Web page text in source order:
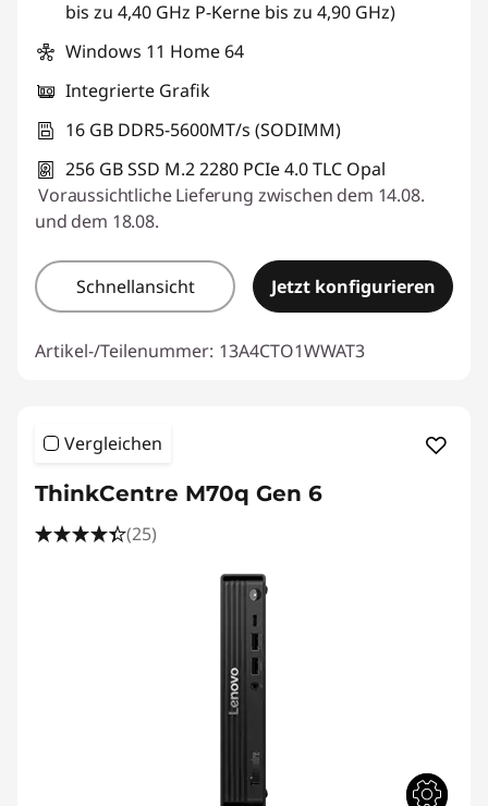
bis zu 4,40 GHz P-Kerne bis zu 4,90 GHz)
Windows 11 Home 64
Integrierte Grafik
16 GB DDR5-5600MT/s (SODIMM)
256 GB SSD M.2 2280 PCIe 4.0 TLC Opal
Voraussichtliche Lieferung zwischen dem 14.08.
und dem 18.08.
Schnellansicht Jetzt konfigurieren
Artikel-/Teilenummer: 13A4CTO1WWAT3
Vergleichen
ThinkCentre M70q Gen 6
(25)